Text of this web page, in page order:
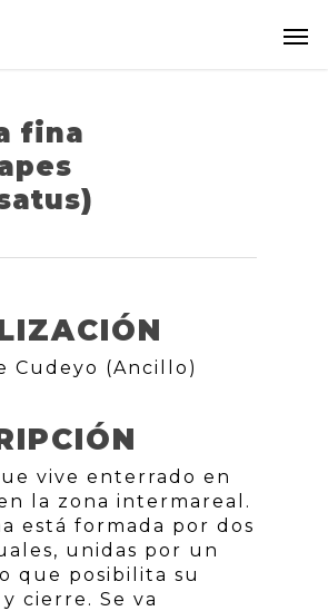
fina
Cudeyo (Ancillo)
vive enterrado en
la zona intermareal.
está formada por dos
unidas por un
que posibilita su
cierre. Se va